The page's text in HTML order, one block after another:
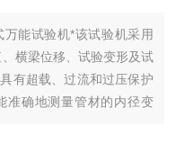
能试验机*该试验机采用
横梁位移、试验变形及试
有超载、过流和过压保护
准确地测量管材的内径变